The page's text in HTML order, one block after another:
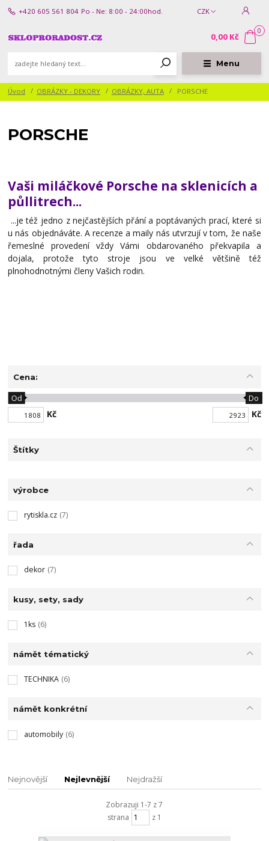
Menu
CZK
+420 605 561 804 Po - Ne: 8:00 - 24:00hod.
0
0,00 Kč
Úvod OBRÁZKY - DEKORY OBRÁZKY, AUTA PORSCHE
PORSCHE
Vaši miláčkové Porsche na sklenicích a
půllitrech...
...je též jedno z nejčastějších přání a poptávaných prací, které si
u nás objednáváte. A recenze a maily nás utvrzují v tom, že naše
řemeslné provedení vždy Vámi obdarovaného překvapila a
dojala, protože tyto stroje jsou ve velké většině též
plnohodnotnými členy Vašich rodin.
Cena:
Kč
Od Do
Kč
Štítky
výrobce
rytiskla.cz (7)
řada
dekor (7)
kusy, sety, sady
1ks (6)
námět tématický
TECHNIKA (6)
námět konkrétní
automobily (6)
Nejnovější Nejlevnější Nejdražší
Zobrazuji 1-7 z 7
strana
z 1